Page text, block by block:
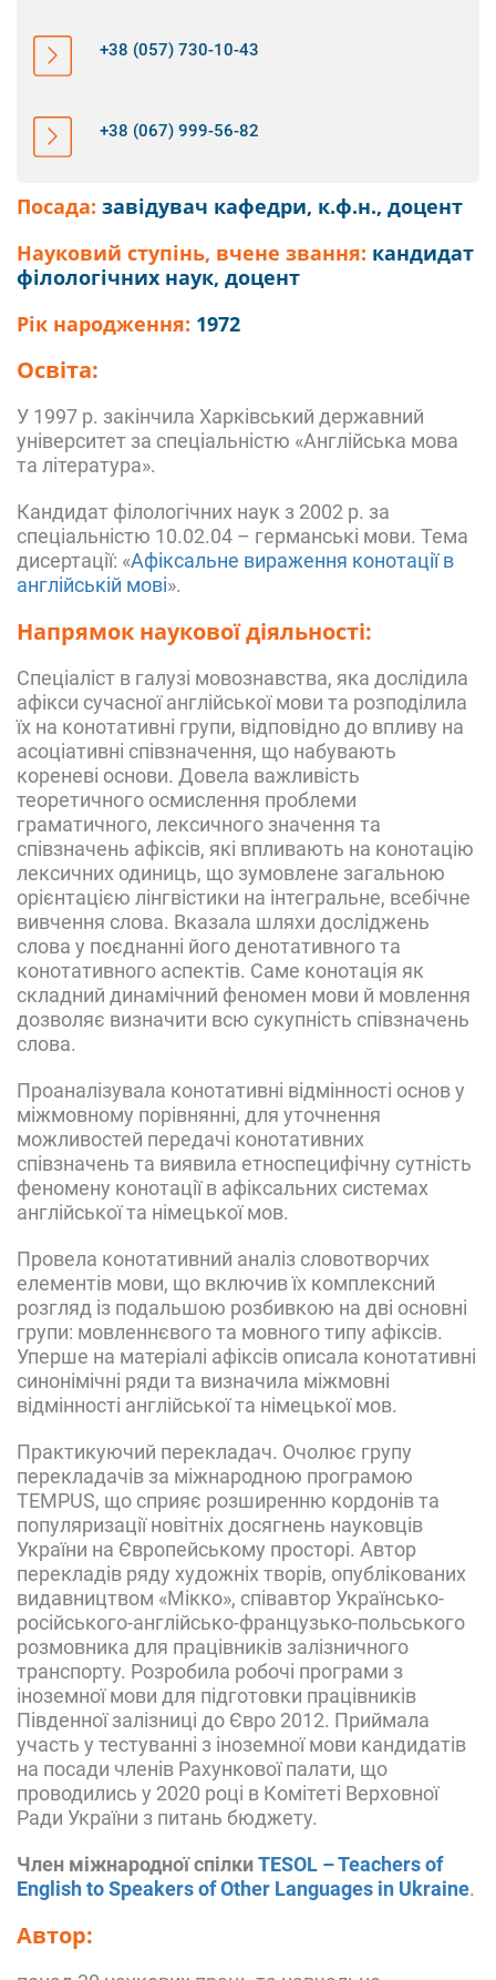
+38 (057) 730-10-43
+38 (067) 999-56-82
Посада: завідувач кафедри, к.ф.н., доцент
Науковий ступінь, вчене звання: кандидат
філологічних наук, доцент
Рік народження: 1972
Освіта:
У 1997 р. закінчила Харківський державний
університет за спеціальністю «Англійська мова
та література».
Кандидат філологічних наук з 2002 р. за
спеціальністю 10.02.04 – германські мови. Тема
дисертації: «Афіксальне вираження конотації в
англійській мові».
Напрямок наукової діяльності:
Спеціаліст в галузі мовознавства, яка дослідила
афікси сучасної англійської мови та розподілила
їх на конотативні групи, відповідно до впливу на
асоціативні співзначення, що набувають
кореневі основи. Довела важливість
теоретичного осмислення проблеми
граматичного, лексичного значення та
співзначень афіксів, які впливають на конотацію
лексичних одиниць, що зумовлене загальною
орієнтацією лінгвістики на інтегральне, всебічне
вивчення слова. Вказала шляхи досліджень
слова у поєднанні його денотативного та
конотативного аспектів. Саме конотація як
складний динамічний феномен мови й мовлення
дозволяє визначити всю сукупність співзначень
слова.
Проаналізувала конотативні відмінності основ у
міжмовному порівнянні, для уточнення
можливостей передачі конотативних
співзначень та виявила етноспецифічну сутність
феномену конотації в афіксальних системах
англійської та німецької мов.
Провела конотативний аналіз словотворчих
елементів мови, що включив їх комплексний
розгляд із подальшою розбивкою на дві основні
групи: мовленнєвого та мовного типу афіксів.
Уперше на матеріалі афіксів описала конотативні
синонімічні ряди та визначила міжмовні
відмінності англійської та німецької мов.
Практикуючий перекладач. Очолює групу
перекладачів за міжнародною програмою
TEMPUS, що сприяє розширенню кордонів та
популяризації новітніх досягнень науковців
України на Європейському просторі. Автор
перекладів ряду художніх творів, опублікованих
видавництвом «Мікко», співавтор Українсько-
російського-англійсько-французько-польського
розмовника для працівників залізничного
транспорту. Розробила робочі програми з
іноземної мови для підготовки працівників
Південної залізниці до Євро 2012. Приймала
участь у тестуванні з іноземної мови кандидатів
на посади членів Рахункової палати, що
проводились у 2020 році в Комітеті Верховної
Ради України з питань бюджету.
Член міжнародної спілкиTESOL – Teachers of
English to Speakers of Other Languages in Ukraine.
Автор: